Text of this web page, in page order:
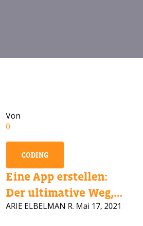
Von
0
CODING
Eine App erstellen:
Der ultimative Weg,...
ARIE ELBELMAN R. Mai 17, 2021